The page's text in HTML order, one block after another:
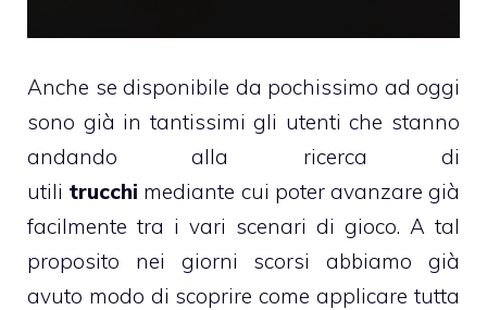
Anche se disponibile da pochissimo ad oggi
sono già in tantissimi gli utenti che stanno
andando alla ricerca di
utili trucchi mediante cui poter avanzare già
facilmente tra i vari scenari di gioco. A tal
proposito nei giorni scorsi abbiamo già
avuto modo di scoprire come applicare tutta